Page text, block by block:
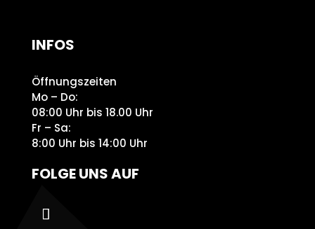
INFOS
Öffnungszeiten
Mo – Do:
08:00 Uhr bis 18.00 Uhr
Fr – Sa:
8:00 Uhr bis 14:00 Uhr
FOLGE UNS AUF